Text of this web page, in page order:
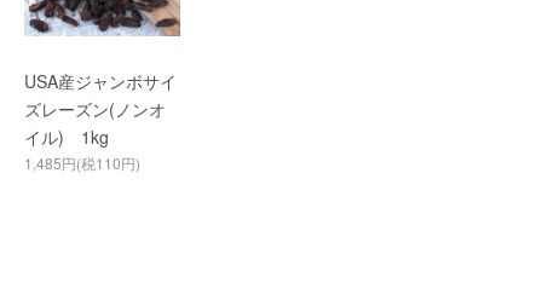
USA産ジャンボサイ
ズレーズン(ノンオ
イル) 1kg
1,485円(税110円)